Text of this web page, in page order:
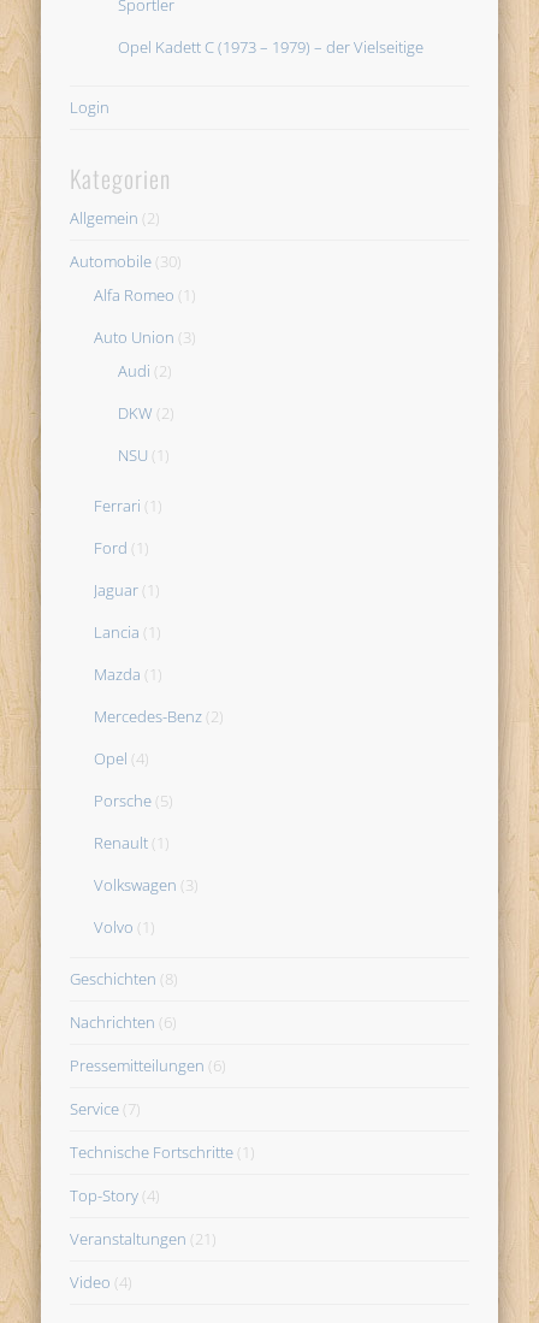
Sportler
Opel Kadett C (1973 – 1979) – der Vielseitige
Login
Kategorien
Allgemein (2)
Automobile (30)
Alfa Romeo (1)
Auto Union (3)
Audi (2)
DKW (2)
NSU (1)
Ferrari (1)
Ford (1)
Jaguar (1)
Lancia (1)
Mazda (1)
Mercedes-Benz (2)
Opel (4)
Porsche (5)
Renault (1)
Volkswagen (3)
Volvo (1)
Geschichten (8)
Nachrichten (6)
Pressemitteilungen (6)
Service (7)
Technische Fortschritte (1)
Top-Story (4)
Veranstaltungen (21)
Video (4)